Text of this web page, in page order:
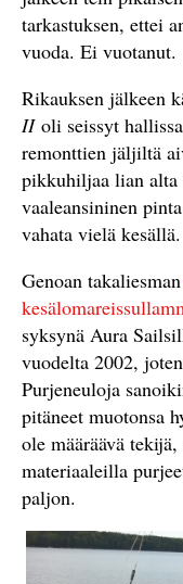
tarkastuksen, ettei
vuoda. Ei vuotanut.
Rikauksen jälkeen
II oli seissyt
remonttien jäljiltä
pikkuhiljaa lian alta
vaaleansininen
vahata vielä kesällä.
Genoan takaliesman
syksynä Aura
vuodelta 2002,
Purjeneuloja
pitäneet muotonsa
ole määräävä
materiaaleilla
paljon.